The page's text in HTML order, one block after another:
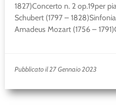
1827)Concerto n. 2 op.19per
Schubert (1797 –
Amadeus Mozart (1756 –
Pubblicato il 27 Gennaio 2023